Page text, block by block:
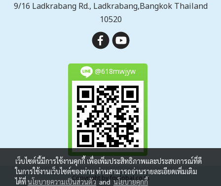
9/16 Ladkrabang Rd., Ladkrabang,Bangkok Thailand
10520
@618mwjyw
Copyright by fgglobal.co.th
เว็บไซต์นี้มีการใช้งานคุกกี้ เพื่อเพิ่มประสิทธิภาพและประสบการณ์ที่ดี
ในการใช้งานเว็บไซต์ของท่าน ท่านสามารถอ่านรายละเอียดเพิ่มเติม
ได้ที่นโยบายความเป็นส่วนตัวandนโยบายคุกกี้